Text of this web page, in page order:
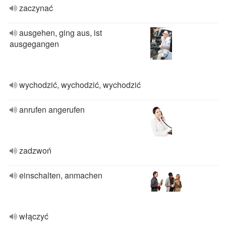
zaczynać
ausgehen, ging aus, ist
ausgegangen
wychodzić, wychodzić, wychodzić
anrufen angerufen
zadzwoń
einschalten, anmachen
włączyć